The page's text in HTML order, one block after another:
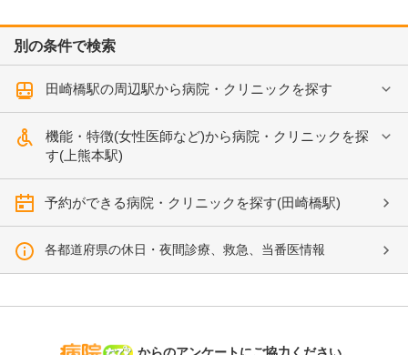
別の条件で検索
田崎橋駅の周辺駅から病院・クリニックを探す
機能・特徴(女性医師など)から病院・クリニックを探
す(上熊本駅)
予約ができる病院・クリニックを探す(田崎橋駅)
各都道府県の休日・夜間診療、救急、当番医情報